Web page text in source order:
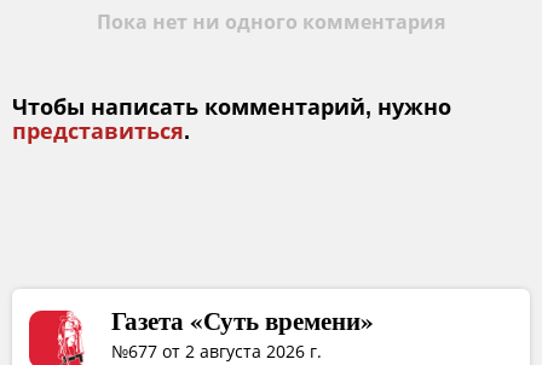
Пока нет ни одного комментария
Чтобы написать комментарий, нужно
представиться.
Газета «Суть времени»
№677 от 2 августа 2026 г.